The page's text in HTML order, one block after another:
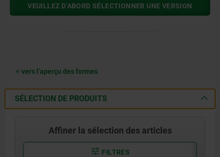
VEUILLEZ D’ABORD SÉLECTIONNER UNE VERSION
vers l’aperçu des formes
SÉLECTION DE PRODUITS
Affiner la sélection des articles
FILTRES